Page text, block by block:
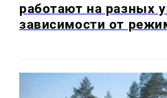
работают на разных
зависимости от